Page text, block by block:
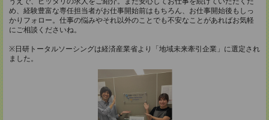
め、経験豊富な専任担当者がお仕事開始前はもちろん、お仕事開始後もしっ
かりフォロー。仕事の悩みやそれ以外のことでも不安なことがあればお気軽
にご相談くださいね。
※日研トータルソーシングは経済産業省より「地域未来牽引企業」に選定され
ました。